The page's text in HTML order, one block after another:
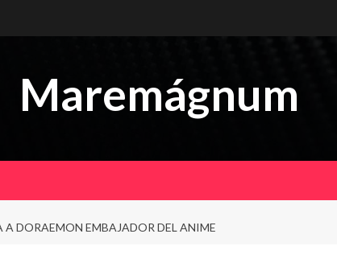
Maremágnum
DORAEMON EMBAJADOR DEL ANIME